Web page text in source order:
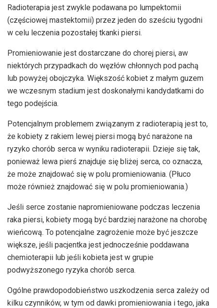
Radioterapia jest zwykle podawana po lumpektomii
(częściowej mastektomii) przez jeden do sześciu tygodni
w celu leczenia pozostałej tkanki piersi.
Promieniowanie jest dostarczane do chorej piersi, aw
niektórych przypadkach do węzłów chłonnych pod pachą
lub powyżej obojczyka. Większość kobiet z małym guzem
we wczesnym stadium jest doskonałymi kandydatkami do
tego podejścia.
Potencjalnym problemem związanym z radioterapią jest to,
że kobiety z rakiem lewej piersi mogą być narażone na
ryzyko chorób serca w wyniku radioterapii. Dzieje się tak,
ponieważ lewa pierś znajduje się bliżej serca, co oznacza,
że ​​może znajdować się w polu promieniowania. (Płuco
może również znajdować się w polu promieniowania.)
Jeśli serce zostanie napromieniowane podczas leczenia
raka piersi, kobiety mogą być bardziej narażone na chorobę
wieńcową. To potencjalne zagrożenie może być jeszcze
większe, jeśli pacjentka jest jednocześnie poddawana
chemioterapii lub jeśli kobieta jest w grupie
podwyższonego ryzyka chorób serca.
Ogólne prawdopodobieństwo uszkodzenia serca zależy od
kilku czynników, w tym od dawki promieniowania i tego, jaka